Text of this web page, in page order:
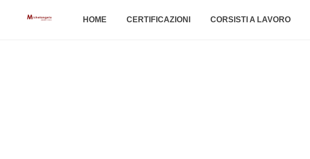
HOME CERTIFICAZIONI CORSISTI A LAVORO